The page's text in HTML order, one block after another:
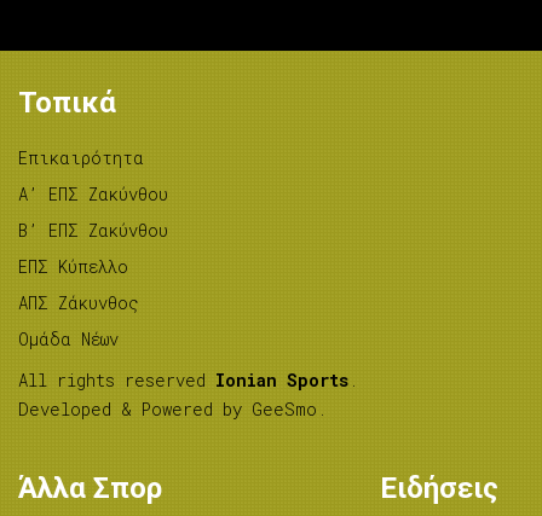
Τοπικά
Επικαιρότητα
A’ ΕΠΣ Ζακύνθου
B’ ΕΠΣ Ζακύνθου
ΕΠΣ Κύπελλο
ΑΠΣ Ζάκυνθος
Ομάδα Νέων
All rights reserved Ionian Sports .
Developed & Powered by GeeSmo .
Άλλα Σπορ Ειδήσεις